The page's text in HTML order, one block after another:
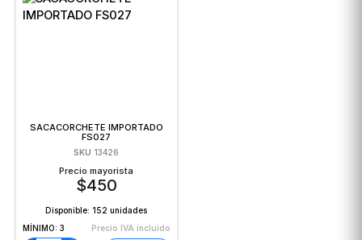
SACACORCHETE IMPORTADO
FS027
SKU 13426
Precio mayorista
$450
Disponible:152 unidades
MÍNIMO: 3 Precio IVA incluido